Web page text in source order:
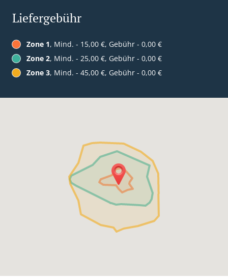
Liefergebühr
Zone 1, Mind. - 15,00 €, Gebühr - 0,00 €
Zone 2, Mind. - 25,00 €, Gebühr - 0,00 €
Zone 3, Mind. - 45,00 €, Gebühr - 0,00 €